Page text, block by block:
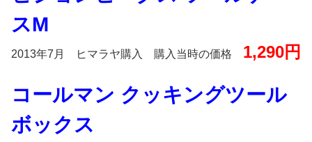
スM
2013年7月 ヒマラヤ購入 購入当時の価格 1,290円
コールマン クッキングツール
ボックス